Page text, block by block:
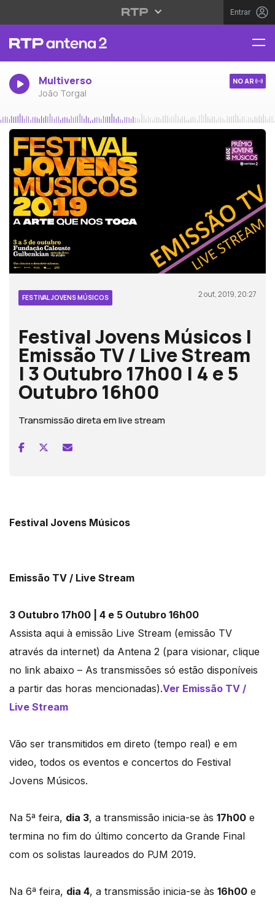
Entrar
Multiverso
João Torgal
NO AR
FESTIVAL JOVENS MÚSICOS 2 out, 2019, 20:27
Festival Jovens Músicos |
Emissão TV / Live Stream
| 3 Outubro 17h00 | 4 e 5
Outubro 16h00
Transmissão direta em live stream
Festival Jovens Músicos
Emissão TV / Live Stream
3 Outubro 17h00 | 4 e 5 Outubro 16h00
Assista aqui à emissão Live Stream (emissão TV
através da internet) da Antena 2 (para visionar, clique
no link abaixo – As transmissões só estão disponíveis
a partir das horas mencionadas).Ver Emissão TV /
Live Stream
Vão ser transmitidos em direto (tempo real) e em
video, todos os eventos e concertos do Festival
Jovens Músicos.
Na 5ª feira, dia 3, a transmissão inicia-se às 17h00 e
termina no fim do último concerto da Grande Final
com os solistas laureados do PJM 2019.
Na 6ª feira, dia 4, a transmissão inicia-se às 16h00 e